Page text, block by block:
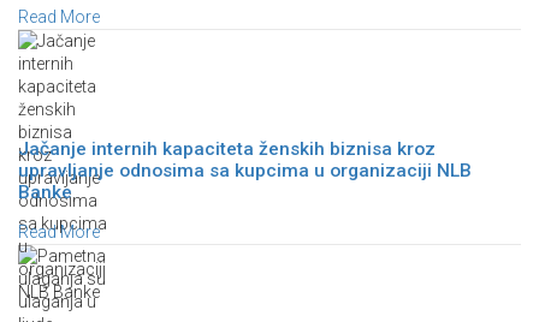
Read More
Jačanje internih kapaciteta ženskih biznisa kroz
upravljanje odnosima sa kupcima u organizaciji NLB
Banke
Read More